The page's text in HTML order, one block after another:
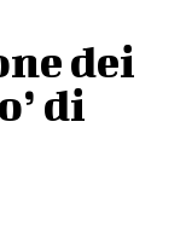
dei
di